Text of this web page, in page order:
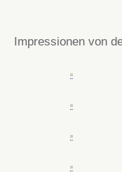
Impressionen von